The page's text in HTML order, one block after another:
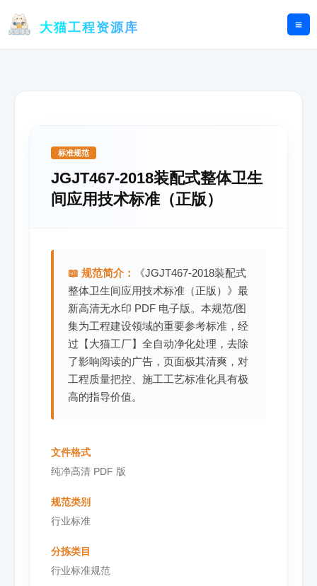
大猫工程资源库
标准规范
JGJT467-2018装配式整体卫生
间应用技术标准（正版）
📖 规范简介：
《JGJT467-2018装配式
整体卫生间应用技术标准（正版）》最
新高清无水印 PDF 电子版。本规范/图
集为工程建设领域的重要参考标准，经
过【大猫工厂】全自动净化处理，去除
了影响阅读的广告，页面极其清爽，对
工程质量把控、施工工艺标准化具有极
高的指导价值。
文件格式
纯净高清 PDF 版
规范类别
行业标准
分拣类目
行业标准规范